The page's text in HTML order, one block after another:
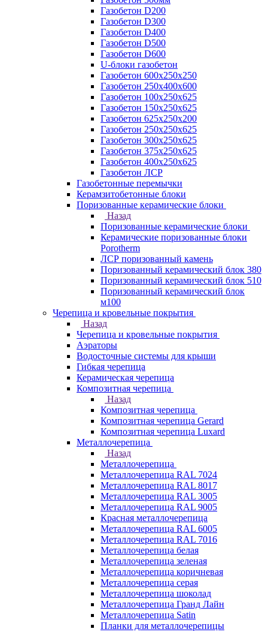
Газобетон D200
Газобетон D300
Газобетон D400
Газобетон D500
Газобетон D600
U-блоки газобетон
Газобетон 600x250x250
Газобетон 250x400x600
Газобетон 100х250х625
Газобетон 150х250х625
Газобетон 625х250х200
Газобетон 250х250х625
Газобетон 300х250х625
Газобетон 375х250х625
Газобетон 400х250х625
Газобетон ЛСР
Газобетонные перемычки
Керамзитобетонные блоки
Поризованные керамические блоки
Назад
Поризованные керамические блоки
Керамические поризованные блоки
Porotherm
ЛСР поризованный камень
Поризованный керамический блок 380
Поризованный керамический блок 510
Поризованный керамический блок
м100
Черепица и кровельные покрытия
Назад
Черепица и кровельные покрытия
Аэраторы
Водосточные системы для крыши
Гибкая черепица
Керамическая черепица
Композитная черепица
Назад
Композитная черепица
Композитная черепица Gerard
Композитная черепица Luxard
Металлочерепица
Назад
Металлочерепица
Металлочерепица RAL 7024
Металлочерепица RAL 8017
Металлочерепица RAL 3005
Металлочерепица RAL 9005
Красная металлочерепица
Металлочерепица RAL 6005
Металлочерепица RAL 7016
Металлочерепица белая
Металлочерепица зеленая
Металлочерепица коричневая
Металлочерепица серая
Металлочерепица шоколад
Металлочерепица Гранд Лайн
Металлочерепица Satin
Планки для металлочерепицы